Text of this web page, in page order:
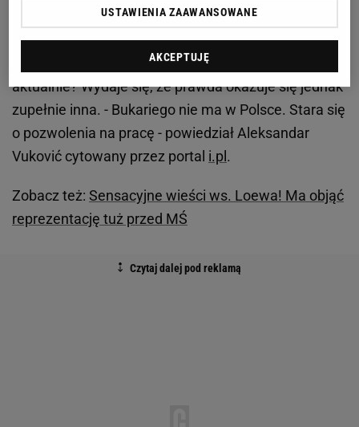
odstawił od składu nowy trener Widzewa,
Aleksandar Vuković.Takie doniesienia pojawiały się
jeszcze na początku marca.A jak sytuacja wygląda
aktualnie? Wydaje się, że prawda okazuje się jednak
zupełnie inna. - Bukariego nie ma w Polsce. Stara się
o pozwolenia na pracę - powiedział Aleksandar
Vuković cytowany przez portal i.pl .
Zobacz też: Sensacyjne wieści ws. Loewa! Ma objąć
reprezentację tuż przed MŚ
USTAWIENIA ZAAWANSOWANE
AKCEPTUJĘ